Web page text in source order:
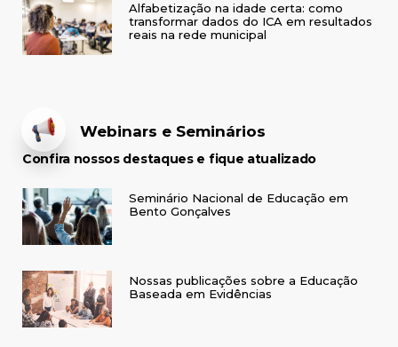
Alfabetização na idade certa: como
transformar dados do ICA em resultados
reais na rede municipal
Webinars e Seminários
Confira nossos destaques e fique atualizado
Seminário Nacional de Educação em
Bento Gonçalves
Nossas publicações sobre a Educação
Baseada em Evidências